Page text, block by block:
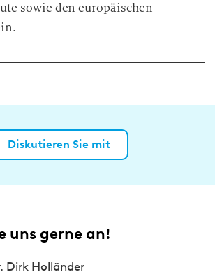
sowie den europäischen
Diskutieren Sie mit
uns gerne an!
Dirk Holländer